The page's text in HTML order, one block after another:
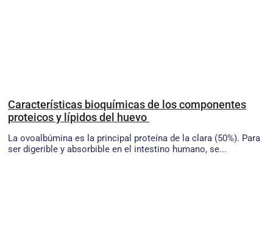
Características bioquímicas de los componentes
proteicos y lípidos del huevo
La ovoalbúmina es la principal proteína de la clara (50%). Para
ser digerible y absorbible en el intestino humano, se...